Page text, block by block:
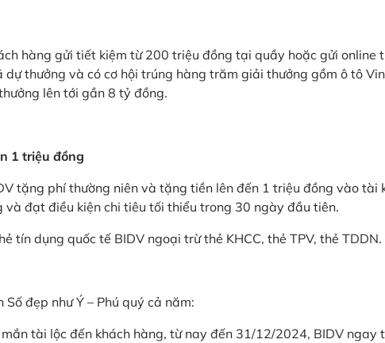
hàng gửi tiết kiệm từ 200 triệu đồng tại quầy hoặc gửi online
dự thưởng và có cơ hội trúng hàng trăm giải thưởng gồm ô tô
lên tới gần 8 tỷ đồng.
1 triệu đồng
tặng phí thường niên và tặng tiền lên đến 1 triệu đồng vào tài
và đạt điều kiện chi tiêu tối thiểu trong 30 ngày đầu tiên.
tín dụng quốc tế BIDV ngoại trừ thẻ KHCC, thẻ TPV, thẻ TDDN.
đẹp như Ý – Phú quý cả năm:
tài lộc đến khách hàng, từ nay đến 31/12/2024, BIDV ngay